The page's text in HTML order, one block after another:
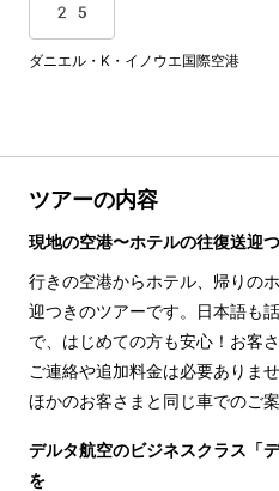
25
ダニエル・K・イノウエ国際空港
ツアーの内容
現地の空港〜ホテルの往復送迎
行きの空港からホテル、帰りの
迎つきのツアーです。日本語も
で、はじめての方も安心！お客
ご連絡や追加料金は必要ありませ
ほかのお客さまと同じ車でのご
デルタ航空のビジネスクラス「
を